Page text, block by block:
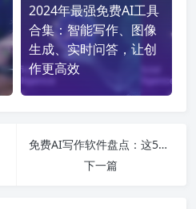
2024年最强免费AI工具
合集：智能写作、图像
生成、实时问答，让创
作更高效
免费AI写作软件盘点：这5款亲测好用
下一篇